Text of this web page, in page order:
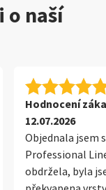
o naší
Hodnocení
12.07.2026
Objednala jsem
Professional
obdržela, byla